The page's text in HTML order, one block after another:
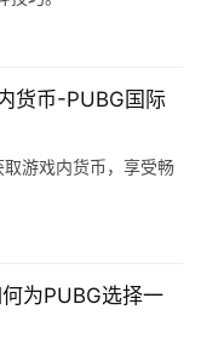
货币-PUBG国际
游戏内货币，享受畅
为PUBG选择一